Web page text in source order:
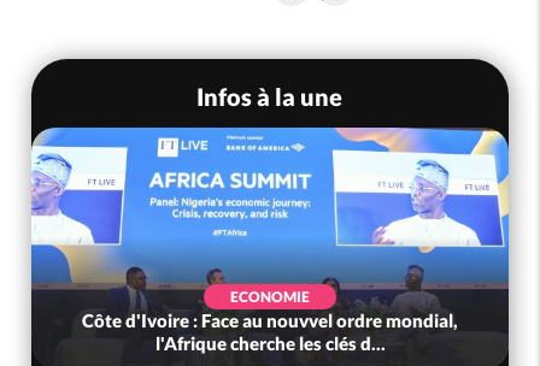
Infos à la une
ECONOMIE
Côte d'Ivoire : Face au nouvvel ordre mondial,
l'Afrique cherche les clés d...